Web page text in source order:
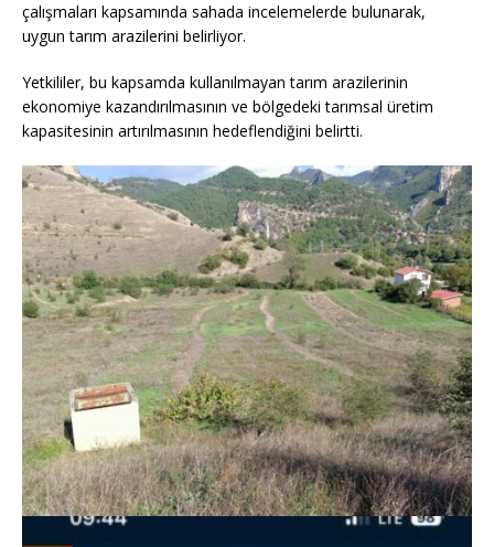
çalışmaları kapsamında sahada incelemelerde bulunarak,
uygun tarım arazilerini belirliyor.
Yetkililer, bu kapsamda kullanılmayan tarım arazilerinin
ekonomiye kazandırılmasının ve bölgedeki tarımsal üretim
kapasitesinin artırılmasının hedeflendiğini belirtti.